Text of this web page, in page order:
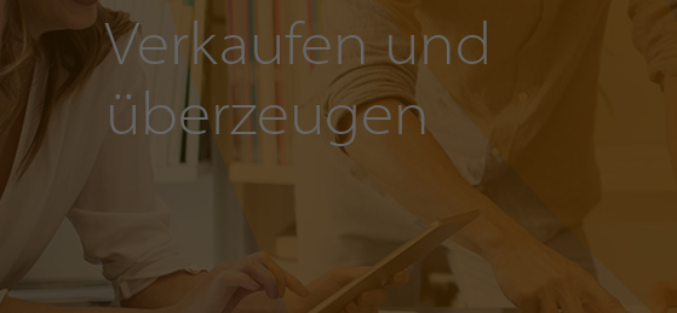
Verkaufen und
überzeugen